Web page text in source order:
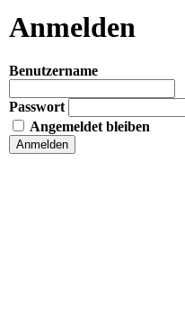
Anmelden
Benutzername
Passwort
Angemeldet bleiben